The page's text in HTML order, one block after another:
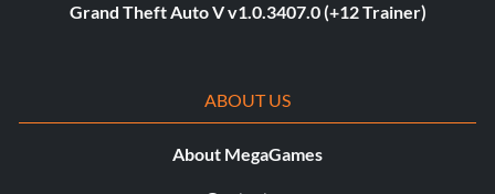
Grand Theft Auto V v1.0.3407.0 (+12 Trainer)
ABOUT US
About MegaGames